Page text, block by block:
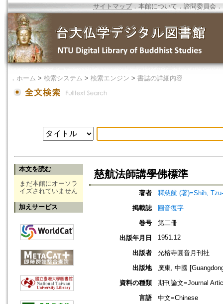
サイトマップ．本館について ． 諮問委員会 ．
． ホーム > 検索システム > 検索エンジン > 書誌の詳細内容
本文を読む
まだ本館にオーソラ
イズされていません
加えサービス
慈航法師講學佛標準
著者
釋慈航 (著)=Shih,
掲載誌
圓音復字
巻号
第二冊
出版年月日
1951.12
出版者
光榕寺圓音月刊社
出版地
廣東, 中國
資料の種類
期刊論文=Journal
言語
中文=Chinese